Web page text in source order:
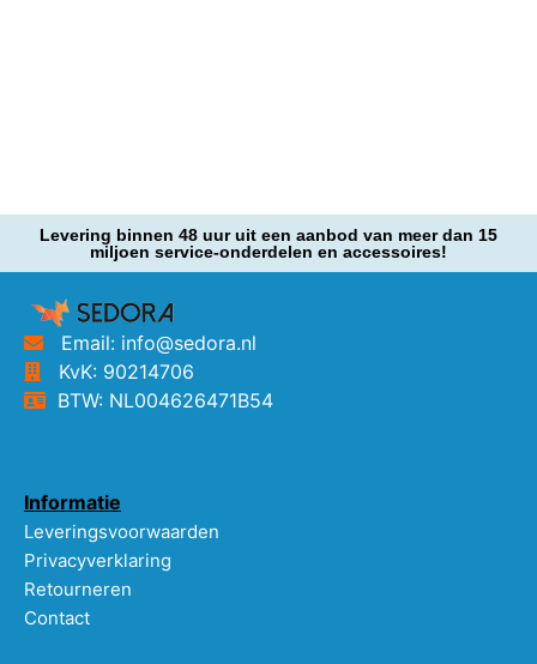
Levering binnen 48 uur uit een aanbod van meer dan 15
miljoen service-onderdelen en accessoires!
Email: info@sedora.nl
KvK: 90214706
BTW: NL004626471B54
Informatie
Leveringsvoorwaarden
Privacyverklaring
Retourneren
Contact